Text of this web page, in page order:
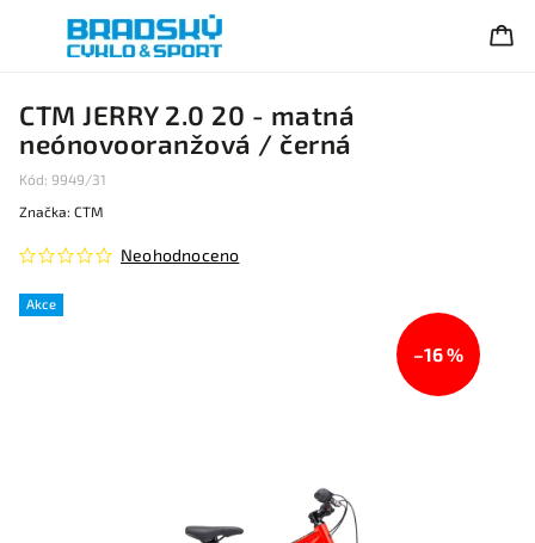
CTM JERRY 2.0 20 - matná
neónovooranžová / černá
Kód: 9949/31
Akce
Neohodnoceno
Značka: CTM
–16 %